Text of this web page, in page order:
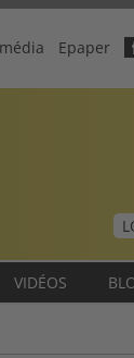
Epaper
VIDÉOS